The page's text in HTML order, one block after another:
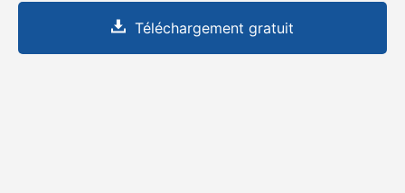
Téléchargement gratuit